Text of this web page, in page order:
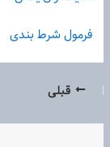
فرمول شرط بندی
قبلی